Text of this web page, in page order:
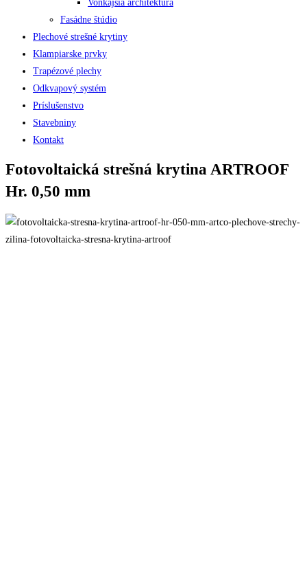
Vonkajšia architektúra
Fasádne štúdio
Plechové strešné krytiny
Klampiarske prvky
Trapézové plechy
Odkvapový systém
Príslušenstvo
Stavebniny
Kontakt
Fotovoltaická strešná krytina ARTROOF
Hr. 0,50 mm